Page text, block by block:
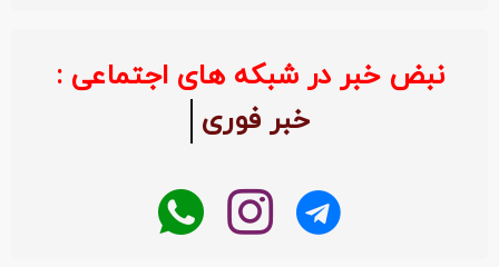
نبض خبر در شبکه های اجتماعی :
خبر فوری